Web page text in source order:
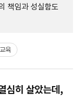
책임과 성실함도
교육
심히 살았는데,